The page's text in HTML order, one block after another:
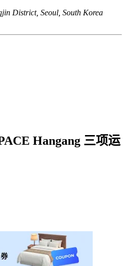
District, Seoul, South Korea
Hangang 三项运